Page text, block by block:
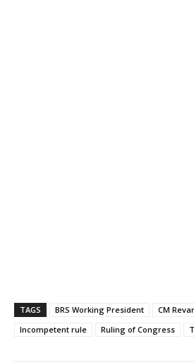
TAGS BRS Working President CM
Incompetent rule
Ruling of Congress